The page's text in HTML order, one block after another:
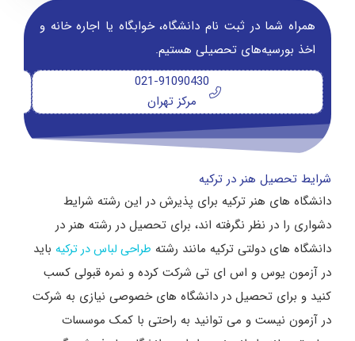
همراه شما در ثبت نام دانشگاه‌، خوابگاه یا اجاره خانه و
اخذ بورسیه‌های تحصیلی هستیم.
021-91090430
مرکز تهران
شرایط تحصیل هنر در ترکیه
دانشگاه های هنر ترکیه برای پذیرش در این رشته شرایط
دشواری را در نظر نگرفته اند، برای تحصیل در رشته هنر در
دانشگاه های دولتی ترکیه مانند رشته طراحی لباس در ترکیه باید
در آزمون یوس و اس ای تی شرکت کرده و نمره قبولی کسب
کنید و برای تحصیل در دانشگاه های خصوصی نیازی به شرکت
در آزمون نیست و می توانید به راحتی با کمک موسسات